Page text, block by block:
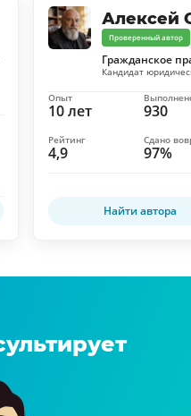
Алексей
Проверенный автор
Гражданское
Кандидат
10 лет
Опыт
930
4,9
Рейтинг
97%
Сдано
Найти автора